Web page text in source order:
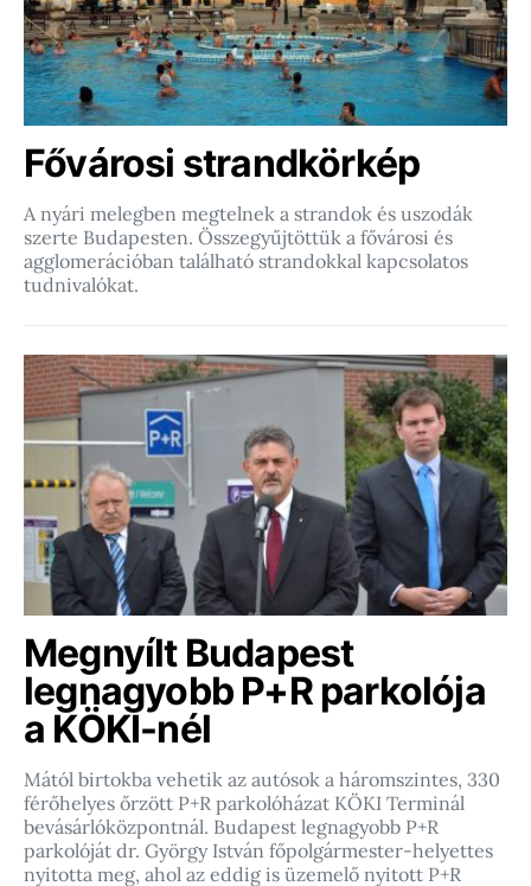
Fővárosi strandkörkép
A nyári melegben megtelnek a strandok és uszodák
szerte Budapesten. Összegyűjtöttük a fővárosi és
agglomerációban található strandokkal kapcsolatos
tudnivalókat.
Megnyílt Budapest
legnagyobb P+R parkolója
a KÖKI-nél
Mától birtokba vehetik az autósok a háromszintes, 330
férőhelyes őrzött P+R parkolóházat KÖKI Terminál
bevásárlóközpontnál. Budapest legnagyobb P+R
parkolóját dr. György István főpolgármester-helyettes
nyitotta meg, ahol az eddig is üzemelő nyitott P+R